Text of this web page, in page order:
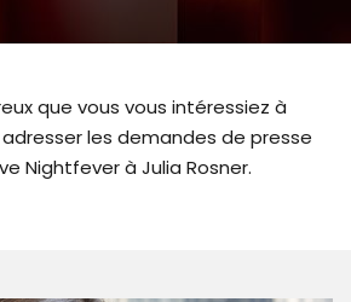
que vous vous intéressiez à
les demandes de presse
Nightfever à Julia Rosner.